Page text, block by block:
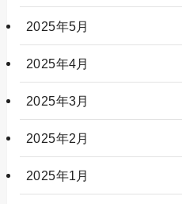
2025年5月
2025年4月
2025年3月
2025年2月
2025年1月